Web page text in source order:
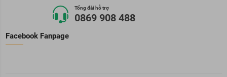
Tổng đài hỗ trợ
0869 908 488
Facebook Fanpage